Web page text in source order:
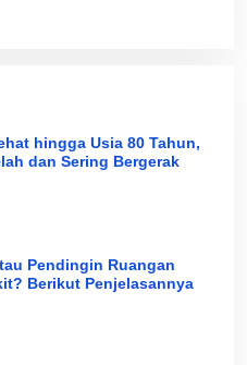
hingga Usia 80 Tahun,
dan Sering Bergerak
Pendingin Ruangan
Berikut Penjelasannya